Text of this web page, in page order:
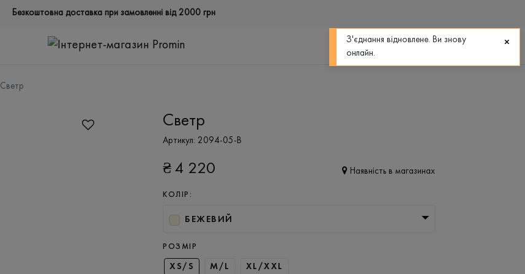
Безкоштовна доставка при замовленні від 2000 грн
0
Светр
Светр
Артикул: 2094-05-B
₴ 4 220 Наявність в магазинах
КОЛІР:
БЕЖЕВИЙ
РОЗМІР
XS/S M/L XL/XXL
З'єднання відновлене. Ви знову
онлайн.